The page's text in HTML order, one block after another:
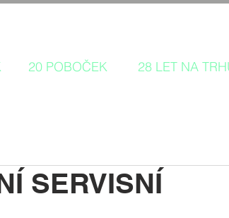
20 POBOČEK 28 LET NA
SERVISNÍ